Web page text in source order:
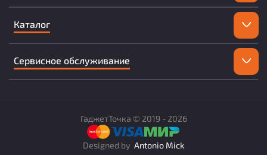
Каталог
Сервисное обслуживание
ГаджетТочка © 2019 - 2026
Designed by Antonio Mick